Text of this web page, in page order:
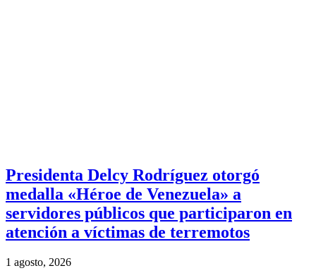
Presidenta Delcy Rodríguez otorgó
medalla «Héroe de Venezuela» a
servidores públicos que participaron en
atención a víctimas de terremotos
1 agosto, 2026